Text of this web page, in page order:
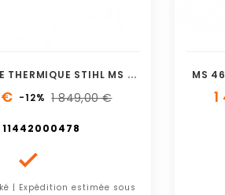
T
RONCONNEUSE THERMIQUE STIHL MS 661 C-M ROLLO ES 63 CM - 3/8 RM
€ -12% 1 849,00 €
11442000478

| Expédition estimée sous
MS